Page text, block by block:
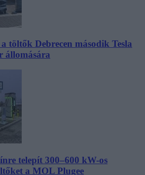
töltők Debrecen második Tesla
állomására
telepít 300–600 kW-os
a MOL Plugee